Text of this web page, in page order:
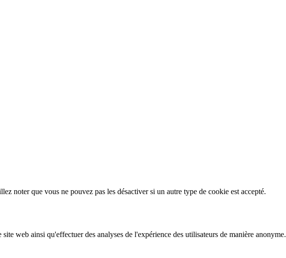
noter que vous ne pouvez pas les désactiver si un autre type de cookie est accepté.
web ainsi qu'effectuer des analyses de l'expérience des utilisateurs de manière anonyme.